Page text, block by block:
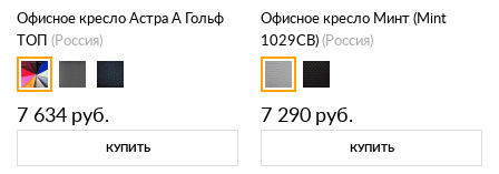
Офисное кресло Астра А Гольф
ТОП (Россия)
7 634 руб.
КУПИТЬ
Офисное кресло Минт (Mint
1029CB)(Россия)
7 290 руб.
КУПИТЬ